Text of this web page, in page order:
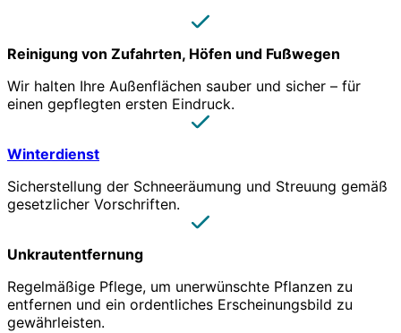
Reinigung von Zufahrten, Höfen und Fußwegen
Wir halten Ihre Außenflächen sauber und sicher – für
einen gepflegten ersten Eindruck.
Winterdienst
Sicherstellung der Schneeräumung und Streuung gemäß
gesetzlicher Vorschriften.
Unkrautentfernung
Regelmäßige Pflege, um unerwünschte Pflanzen zu
entfernen und ein ordentliches Erscheinungsbild zu
gewährleisten.